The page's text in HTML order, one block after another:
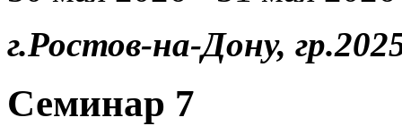
г.Ростов-на-Дону,
Семинар 7